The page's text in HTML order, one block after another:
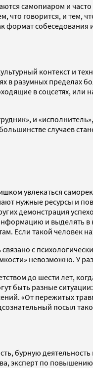
самопиаром и
говорится, и тем,
формат
контекст и
в разумных
в соцсетях, или
и
случаев
увлекаться
нужные ресурсы и
демонстрация
и
Если такой человек
с
невозможно. У
до шести лет,
быть разные
«От пережитых
посыл
бурную
эксперт по